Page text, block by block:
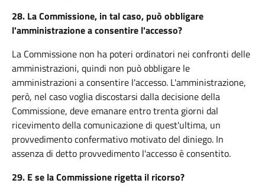
28. La Commissione, in tal caso, può obbligare
l'amministrazione a consentire l'accesso?
La Commissione non ha poteri ordinatori nei confronti delle
amministrazioni, quindi non può obbligare le
amministrazioni a consentire l'accesso. L'amministrazione,
però, nel caso voglia discostarsi dalla decisione della
Commissione, deve emanare entro trenta giorni dal
ricevimento della comunicazione di quest'ultima, un
provvedimento confermativo motivato del diniego. In
assenza di detto provvedimento l'accesso è consentito.
29. E se la Commissione rigetta il ricorso?